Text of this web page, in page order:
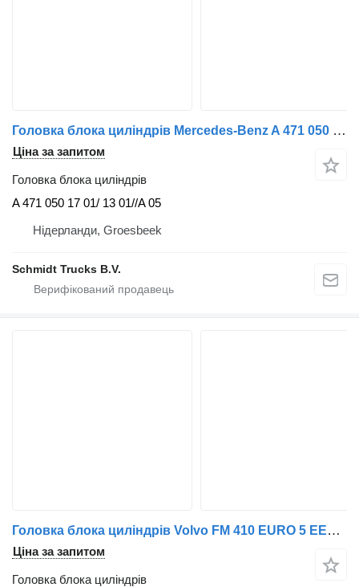
Головка блока циліндрів Mercedes-Benz A 471 050 17 01/ 13 01//A 471 050 14 01// A 471 050 71 02 БОВЕ Н до вантажівки
Ціна за запитом
Головка блока циліндрів
A 471 050 17 01/ 13 01//A 05
Нідерланди, Groesbeek
Schmidt Trucks B.V.
Головка блока циліндрів Volvo FM 410 EURO 5 EEV D11 21576282 до тягача
Ціна за запитом
Головка блока циліндрів